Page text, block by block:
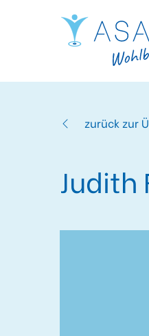
zurück zur
Judith